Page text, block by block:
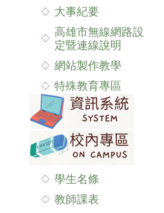
大事紀要
高雄市無線網路設
定暨連線說明
網站製作教學
特殊教育專區
學生名條
教師課表